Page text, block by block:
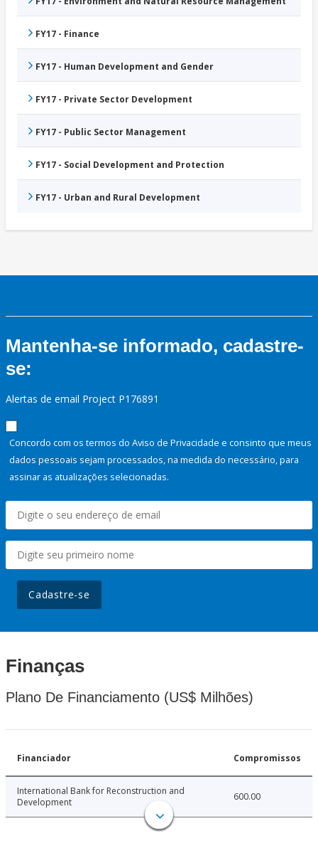
FY17 - Finance
FY17 - Human Development and Gender
FY17 - Private Sector Development
FY17 - Public Sector Management
FY17 - Social Development and Protection
FY17 - Urban and Rural Development
Mantenha-se informado, cadastre-
se:
Alertas de email Project P176891
Concordo com os termos do Aviso de Privacidade e consinto que meus
dados pessoais sejam processados, na medida do necessário, para
assinar as atualizações selecionadas.
Cadastre-se
Finanças
Plano De Financiamento (US$ Milhões)
Financiador Compromissos
International Bank for Reconstruction and
Development
600.00